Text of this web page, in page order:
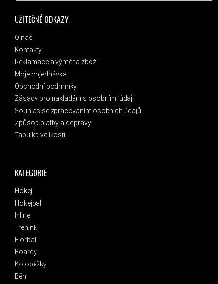
KATEGORIE
Hokej
Hokejbal
Inline
Trénink
Florbal
Boardy
Koloběžky
Běh
UŽITEČNÉ ODKAZY
O nás
Kontakty
Reklamace a výměna zboží
Moje objednávka
Obchodní podmínky
Zásady pro nakládání s osobními údaji
Souhlas se zpracováním osobních údajů
Způsob platby a dopravy
Tabulka velikostí